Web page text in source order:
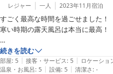
季節が変わると、宿での楽しみ方
お越しを心よりお待ちしております
ＢＢＱ×露天風呂付き一棟貸切ホ
2026-01-17
レジャー 一人 2023年11月宿泊
すごく最高な時間を過ごせました！
寒い時期の露天風呂は本当に最高！
焚き火で美味しいご飯も食べれまし
また泊まりたいです！
続きを読む
部屋: 5 | 接客・サービス: 5 | ロケーショ
温泉・お風呂: 5 | 設備: 5 | 清潔さ: -